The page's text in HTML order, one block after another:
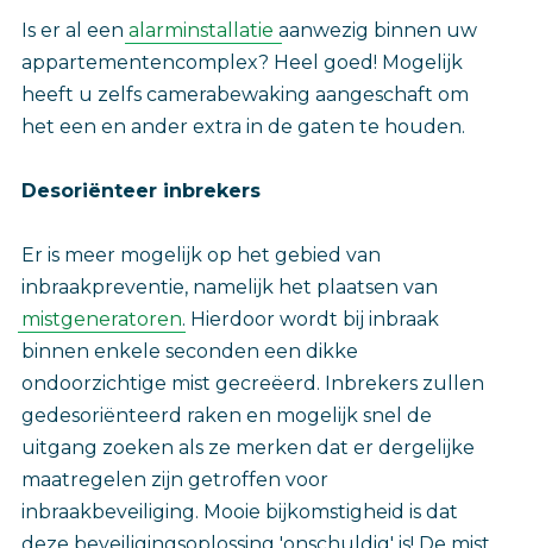
Is er al een alarminstallatie aanwezig binnen uw
appartementencomplex? Heel goed! Mogelijk
heeft u zelfs camerabewaking aangeschaft om
het een en ander extra in de gaten te houden.
Desoriënteer inbrekers
Er is meer mogelijk op het gebied van
inbraakpreventie, namelijk het plaatsen van
mistgeneratoren. Hierdoor wordt bij inbraak
binnen enkele seconden een dikke
ondoorzichtige mist gecreëerd. Inbrekers zullen
gedesoriënteerd raken en mogelijk snel de
uitgang zoeken als ze merken dat er dergelijke
maatregelen zijn getroffen voor
inbraakbeveiliging. Mooie bijkomstigheid is dat